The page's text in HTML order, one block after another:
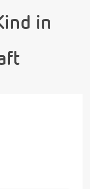
in